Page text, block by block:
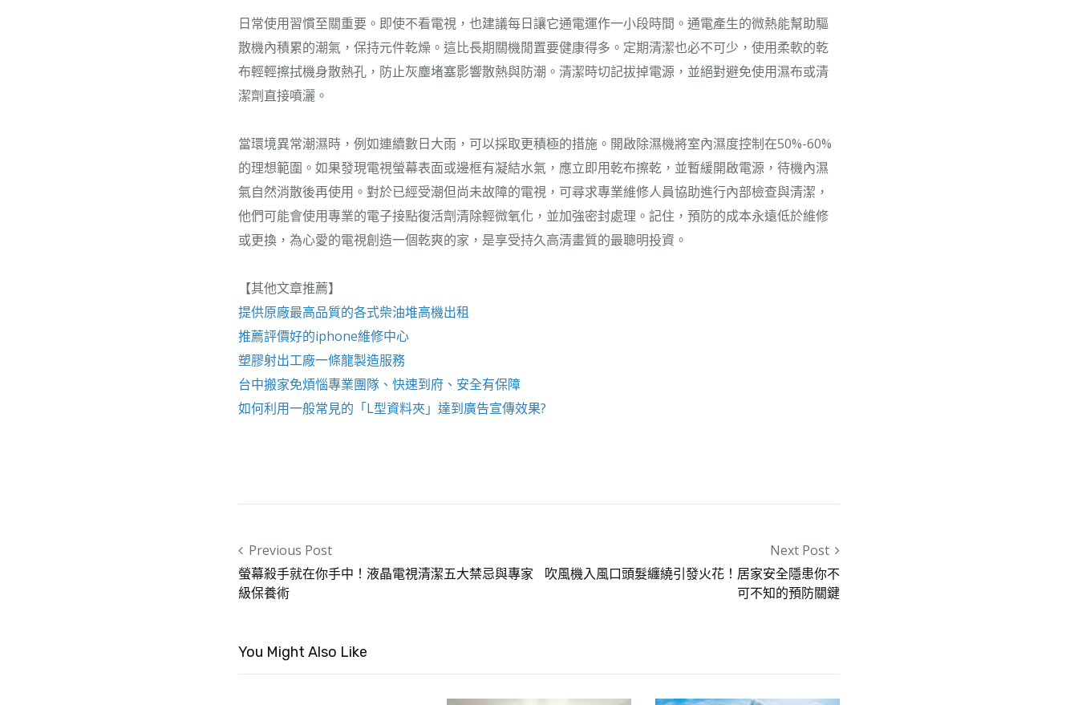
日常使用習慣至關重要。即使不看電視，也建議每日讓它通電運作一小段時間。通電產生的微熱能幫助驅
散機內積累的潮氣，保持元件乾燥。這比長期關機閒置要健康得多。定期清潔也必不可少，使用柔軟的乾
布輕輕擦拭機身散熱孔，防止灰塵堵塞影響散熱與防潮。清潔時切記拔掉電源，並絕對避免使用濕布或清
潔劑直接噴灑。
當環境異常潮濕時，例如連續數日大雨，可以採取更積極的措施。開啟除濕機將室內濕度控制在50%-60%
的理想範圍。如果發現電視螢幕表面或邊框有凝結水氣，應立即用乾布擦乾，並暫緩開啟電源，待機內濕
氣自然消散後再使用。對於已經受潮但尚未故障的電視，可尋求專業維修人員協助進行內部檢查與清潔，
他們可能會使用專業的電子接點復活劑清除輕微氧化，並加強密封處理。記住，預防的成本永遠低於維修
或更換，為心愛的電視創造一個乾爽的家，是享受持久高清畫質的最聰明投資。
【其他文章推薦】
提供原廠最高品質的各式柴油堆高機出租
推薦評價好的iphone維修中心
塑膠射出工廠一條龍製造服務
台中搬家免煩惱專業團隊、快速到府、安全有保障
如何利用一般常見的「L型資料夾」達到廣告宣傳效果?
Post navigation
Previous Post
螢幕殺手就在你手中！液晶電視清潔五大禁忌與專家
級保養術
Next Post
吹風機入風口頭髮纏繞引發火花！居家安全隱患你不
可不知的預防關鍵
You Might Also Like